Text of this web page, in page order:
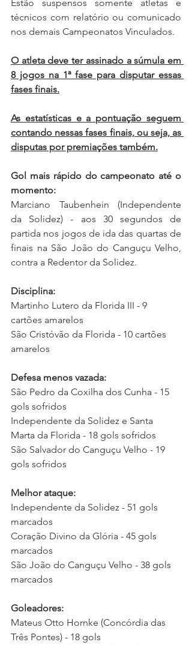
Estão suspensos somente atletas e
técnicos com relatório ou comunicado
nos demais Campeonatos Vinculados.
O atleta deve ter assinado a súmula em
8 jogos na 1ª fase para disputar essas
fases finais.
As estatísticas e a pontuação seguem
contando nessas fases finais, ou seja, as
disputas por premiações também.
Gol mais rápido do campeonato até o
momento:
Marciano Taubenhein (Independente
da Solidez) - aos 30 segundos de
partida nos jogos de ida das quartas de
finais na São João do Canguçu Velho,
contra a Redentor da Solidez.
Disciplina:
Martinho Lutero da Florida III - 9
cartões amarelos
São Cristóvão da Florida - 10 cartões
amarelos
Defesa menos vazada:
São Pedro da Coxilha dos Cunha - 15
gols sofridos
Independente da Solidez e Santa
Marta da Florida - 18 gols sofridos
São Salvador do Canguçu Velho - 19
gols sofridos
Melhor ataque:
Independente da Solidez - 51 gols
marcados
Coração Divino da Glória - 45 gols
marcados
São João do Canguçu Velho - 38 gols
marcados
Goleadores:
Mateus Otto Hornke (Concórdia das
Três Pontes) - 18 gols